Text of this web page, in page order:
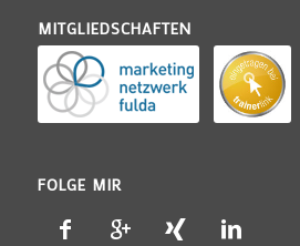
MITGLIEDSCHAFTEN
FOLGE MIR